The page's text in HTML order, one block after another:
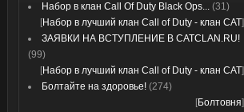
Набор в клан Call Of Duty Black Ops... (31)
[Набор в лучший клан Call of Duty - клан CAT]
ЗАЯВКИ НА ВСТУПЛЕНИЕ В CATCLAN.RU!
(99)
[Набор в лучший клан Call of Duty - клан CAT]
Болтайте на здоровье! (274)
[Болтовня]